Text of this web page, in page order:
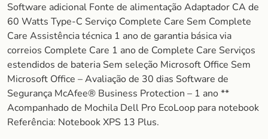
Software adicional Fonte de alimentação Adaptador CA de
60 Watts Type-C Serviço Complete Care Sem Complete
Care Assistência técnica 1 ano de garantia básica via
correios Complete Care 1 ano de Complete Care Serviços
estendidos de bateria Sem seleção Microsoft Office Sem
Microsoft Office – Avaliação de 30 dias Software de
Segurança McAfee® Business Protection – 1 ano **
Acompanhado de Mochila Dell Pro EcoLoop para notebook
Referência: Notebook XPS 13 Plus.